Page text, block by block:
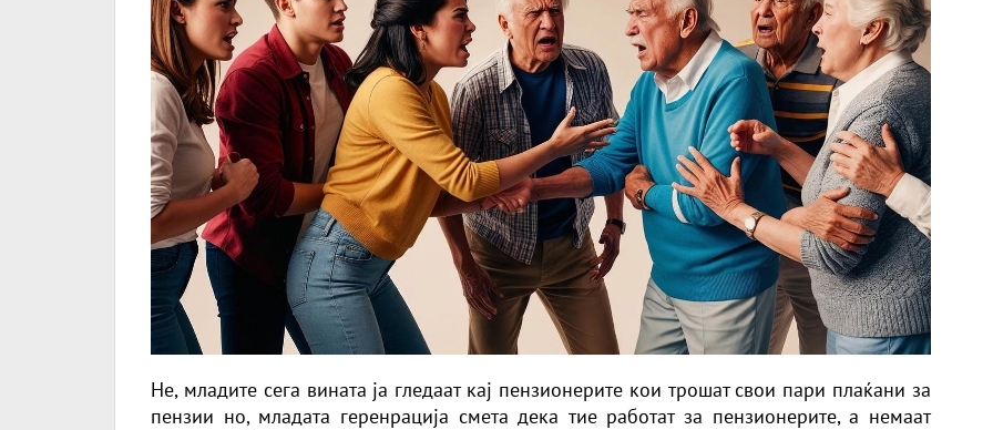
Не, младите сега вината ја гледаат кај пензионерите кои трошат свои пари плаќани за
пензии но, младата геренрација смета дека тие работат за пензионерите, а немаат